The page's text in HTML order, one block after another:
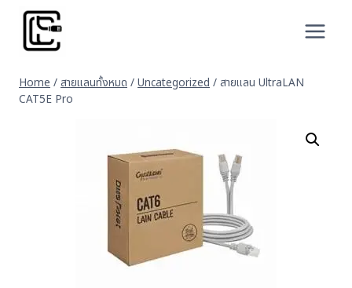
Skip
content
Home / สายแลนทั้งหมด / Uncategorized / สายแลน UltraLAN
CAT5E Pro